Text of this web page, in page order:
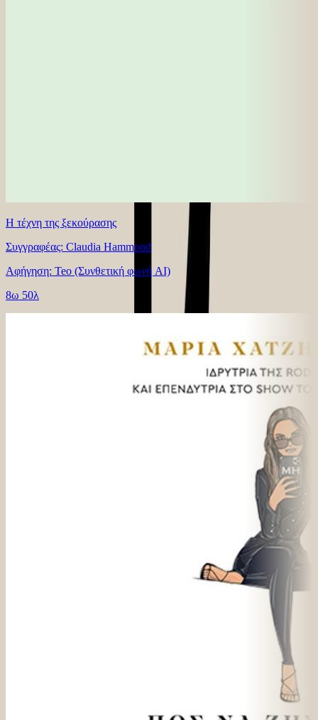
Η τέχνη της ξεκούρασης
Συγγραφέας: Claudia Hammond
Αφήγηση: Teo (Συνθετική φωνή AI)
8ω 50λ